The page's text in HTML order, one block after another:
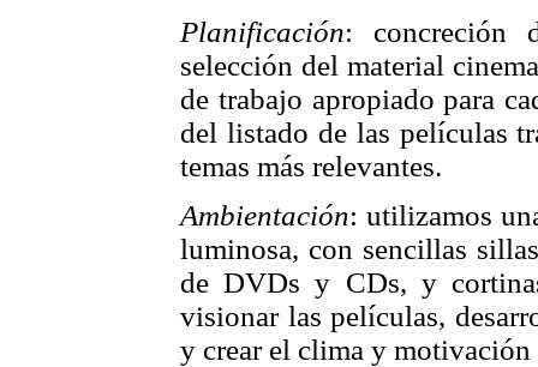
Planificación: concreción
selección del material
de trabajo apropiado para
del listado de las películas
temas más relevantes.
Ambientación: utilizamos
luminosa, con sencillas
de DVDs y CDs, y
visionar las películas,
y crear el clima y